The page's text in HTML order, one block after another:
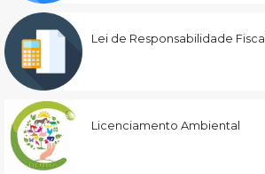
Lei de Responsabilidade Fiscal
Licenciamento Ambiental